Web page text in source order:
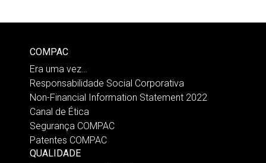
COMPAC
Era uma vez…
Responsabilidade Social Corporativa
Non-Financial Information Statement 2022
Canal de Ética
Segurança COMPAC
Patentes COMPAC
QUALIDADE